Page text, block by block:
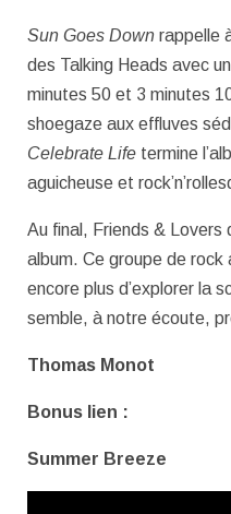
Sun Goes Down rappelle
des Talking Heads avec
minutes 50 et 3 minutes
shoegaze aux effluves
Celebrate Life termine
aguicheuse et
Au final, Friends & Lovers
album. Ce groupe de rock
encore plus d’explorer la
semble, à notre écoute,
Thomas Monot
Bonus lien :
Summer Breeze